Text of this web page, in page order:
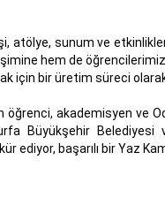
atölye, sunum ve
hem de
için bir üretim süreci
akademisyen ve
Büyükşehir Belediyesi
başarılı bir Yaz